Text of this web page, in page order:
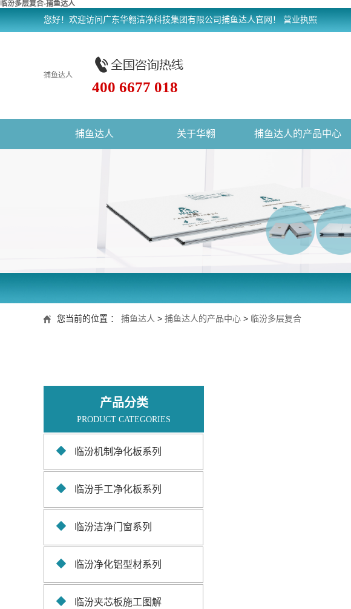
临汾多层复合-捕鱼达人
您好！欢迎访问广东华翱洁净科技集团有限公司捕鱼达人官网！ 营业执照
捕鱼达人
400 6677 018
捕鱼达人 关于华翱 捕鱼达人的产品中心
您当前的位置 ： 捕鱼达人 > 捕鱼达人的产品中心 > 临汾多层复合
产品分类
PRODUCT CATEGORIES
临汾机制净化板系列
临汾手工净化板系列
临汾洁净门窗系列
临汾净化铝型材系列
临汾夹芯板施工图解